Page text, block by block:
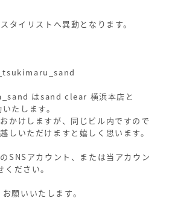
タイリストへ異動となります。
はsand clear 横浜本店と
たします。
かけしますが、同じビル内ですので
しいただけますと嬉しく思います。
SNSアカウント、または当アカウン
ださい。
願いいたします。